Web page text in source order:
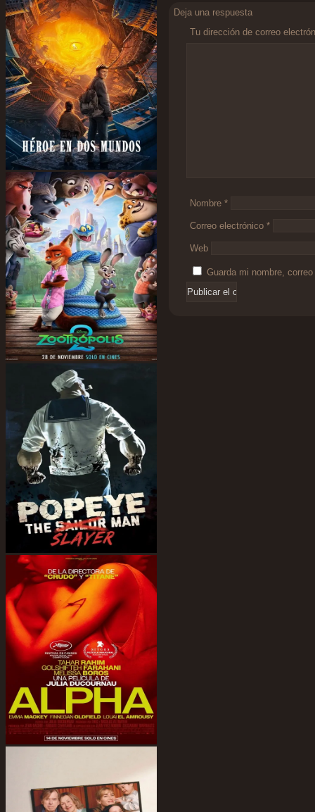
Deja una respuesta
Tu dirección de correo
Nombre *
Correo electrónico *
Web
Guarda mi nombre,